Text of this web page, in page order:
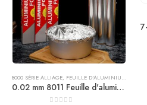
8000 SÉRIE ALLIAGE, FEUILLE D'ALUMINIUM
0.02 mm 8011 Feuille d'aluminium domestique